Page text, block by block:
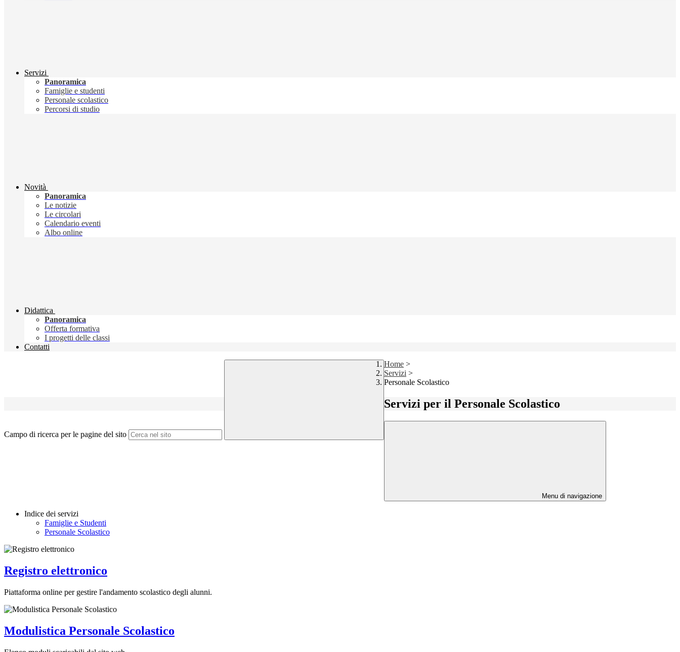
Servizi
Panoramica
Famiglie e studenti
Personale scolastico
Percorsi di studio
Novità
Panoramica
Le notizie
Le circolari
Calendario eventi
Albo online
Didattica
Panoramica
Offerta formativa
I progetti delle classi
Contatti
Campo di ricerca per le pagine del sito
Home >
Servizi >
Personale Scolastico
Servizi per il Personale Scolastico
Menu di navigazione
Indice dei servizi
Famiglie e Studenti
Personale Scolastico
Registro elettronico
Piattaforma online per gestire l'andamento scolastico degli alunni.
Modulistica Personale Scolastico